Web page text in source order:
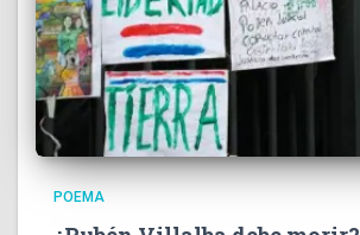
POEMA